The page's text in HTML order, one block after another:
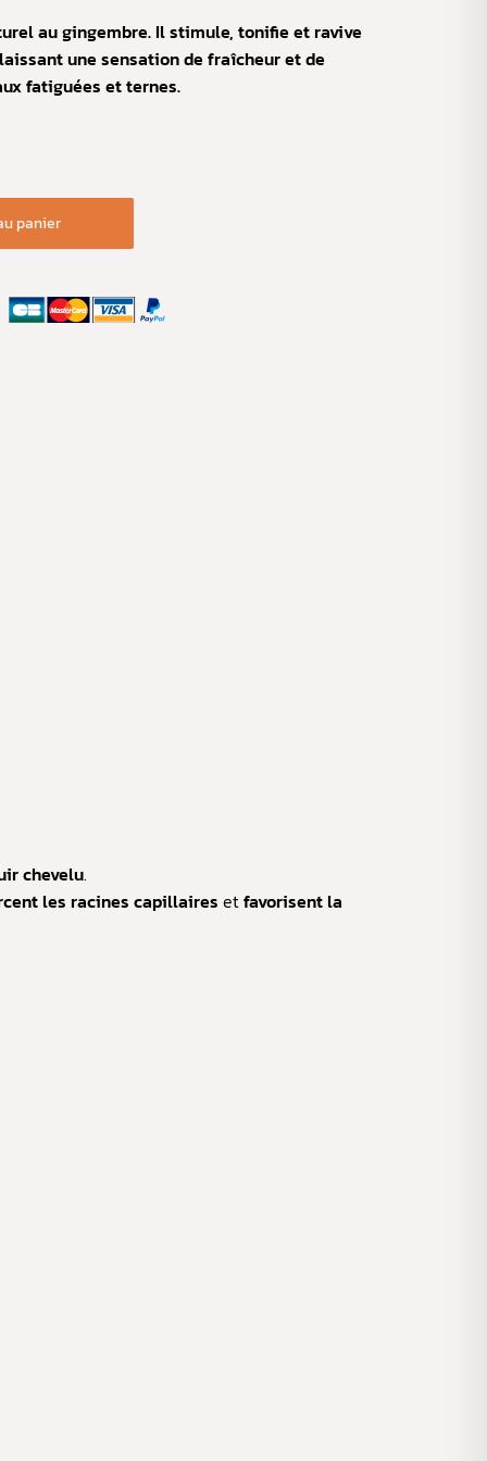
au gingembre. Il stimule, tonifie et ravive
une sensation de fraîcheur et de
fatiguées et ternes.
panier
chevelu.
les racines capillaires etfavorisent la